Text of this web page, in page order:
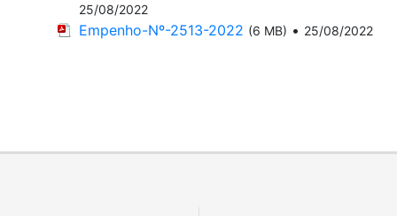
25/08/2022
Empenho-Nº-2513-2022 (6 MB) • 25/08/2022